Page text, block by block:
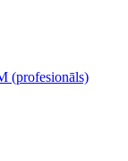
(profesionāls)